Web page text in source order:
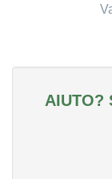
AIUTO?